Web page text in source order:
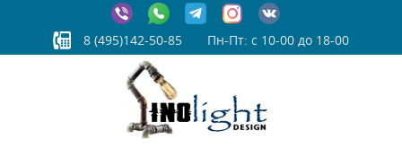
8 (495)142-50-85 Пн-Пт: с 10-00 до 18-00